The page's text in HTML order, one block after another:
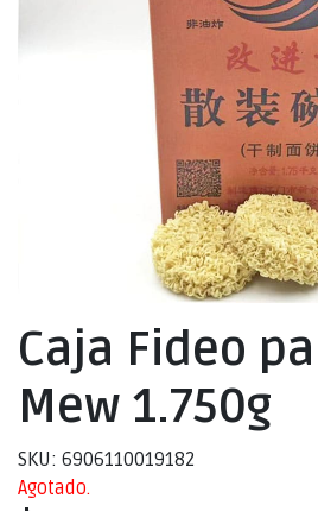
Caja Fideo
Mew 1.750g
SKU: 6906110019182
Agotado.